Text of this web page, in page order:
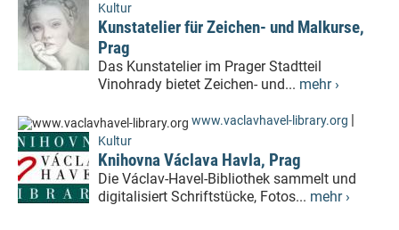
Kultur
Kunstatelier für Zeichen- und Malkurse,
Prag
Das Kunstatelier im Prager Stadtteil
Vinohrady bietet Zeichen- und... mehr ›
www.vaclavhavel-library.org |
Kultur
Knihovna Václava Havla, Prag
Die Václav-Havel-Bibliothek sammelt und
digitalisiert Schriftstücke, Fotos... mehr ›